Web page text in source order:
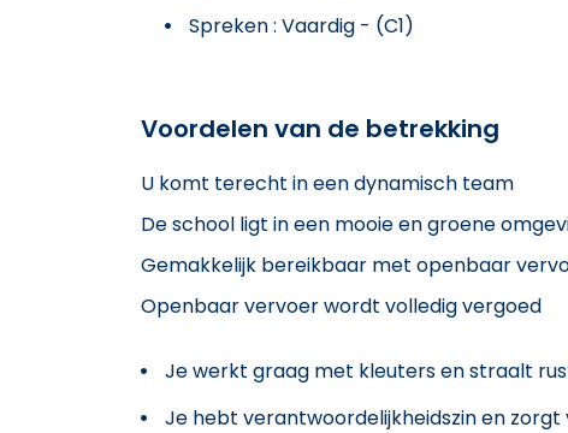
Spreken : Vaardig - (C1)
Voordelen van de betrekking
U komt terecht in een dynamisch team
De school ligt in een mooie en groene
Gemakkelijk bereikbaar met openbaar
Openbaar vervoer wordt volledig vergoed
Je werkt graag met kleuters en straalt
Je hebt verantwoordelijkheidszin en